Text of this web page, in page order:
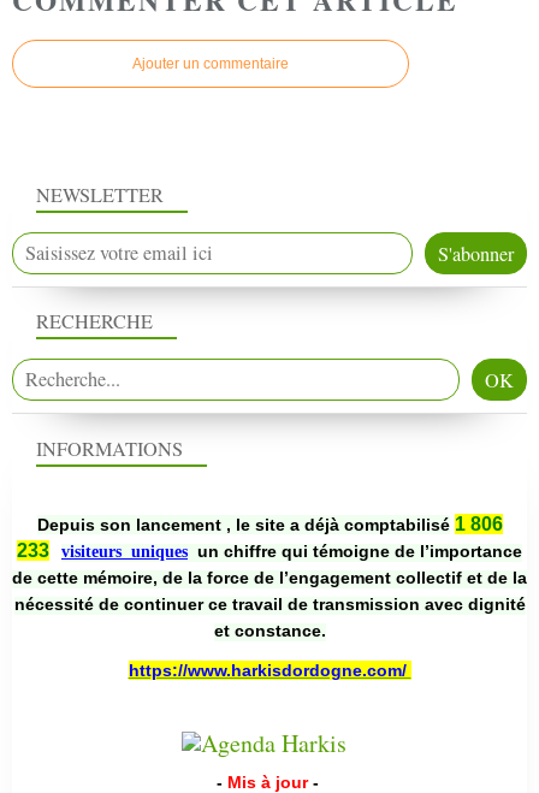
Ajouter un commentaire
NEWSLETTER
RECHERCHE
INFORMATIONS
Depuis son lancement , le site a déjà comptabilisé 1 806
233
visiteurs uniques un chiffre qui témoigne de l’importance
de cette mémoire, de la force de l’engagement collectif et de la
nécessité de continuer ce travail de transmission avec dignité
et constance.
https://www.harkisdordogne.com/
- Mis à jour -